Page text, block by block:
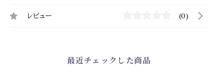
レビュー (0)
最近チェックした商品